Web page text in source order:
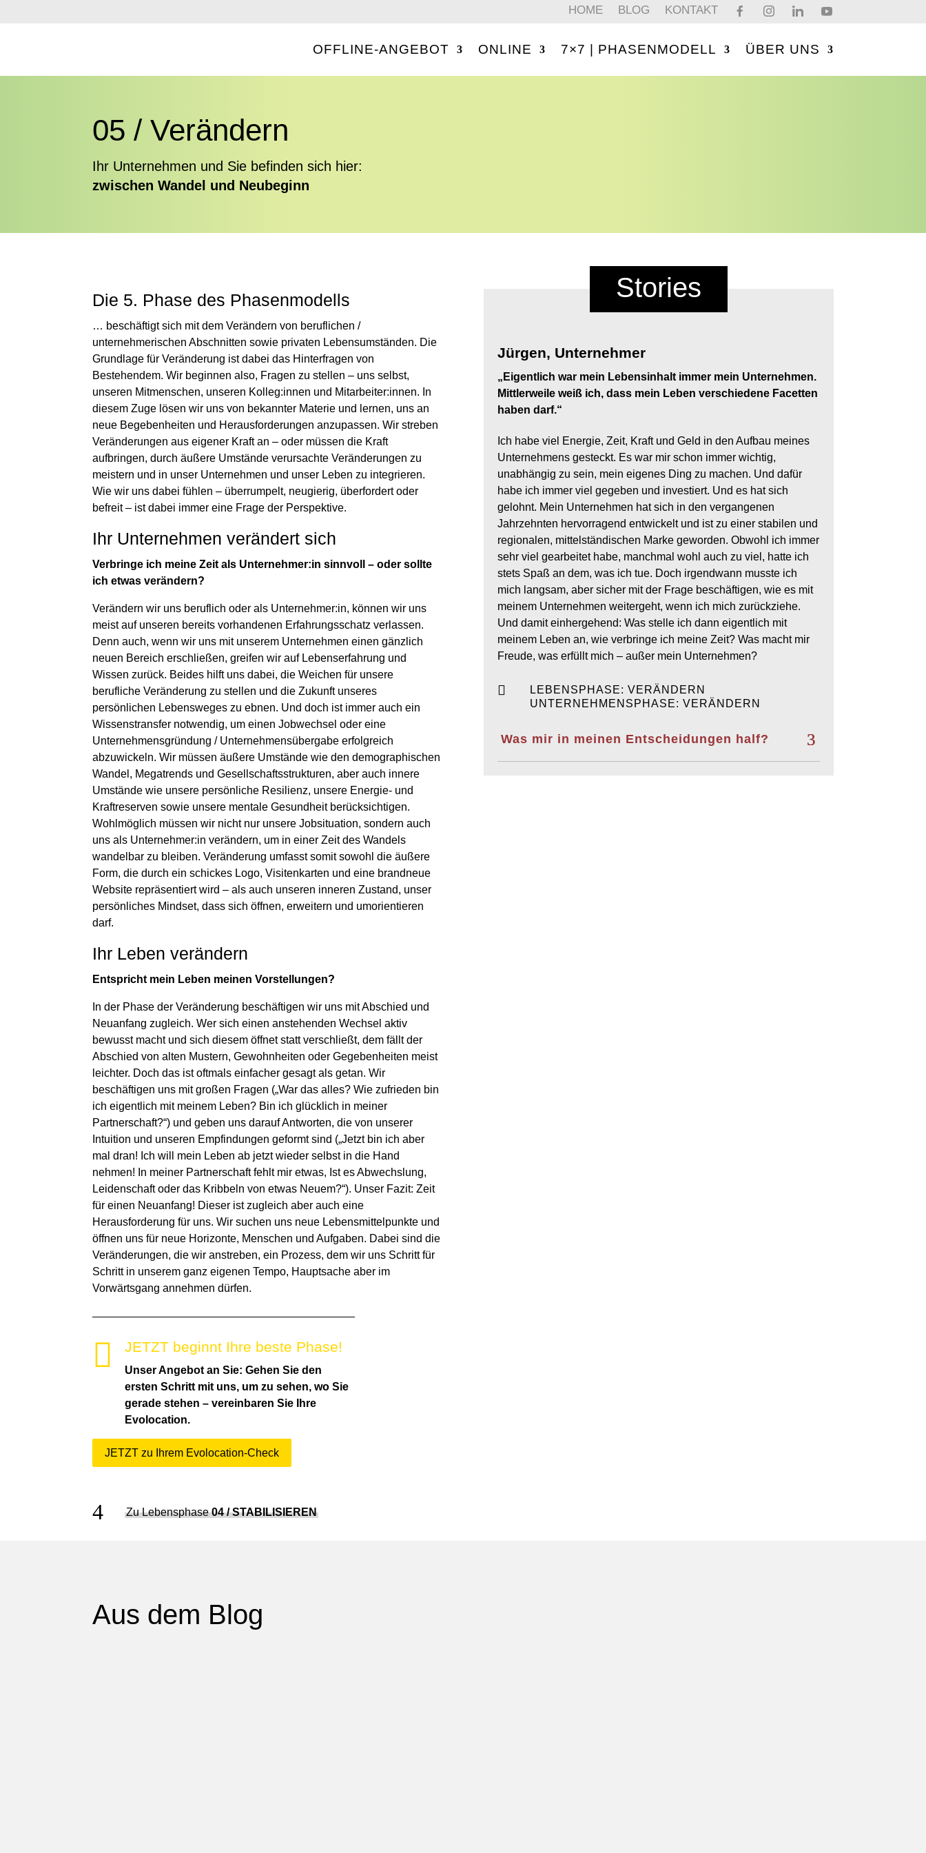
HOME BLOG KONTAKT
OFFLINE-ANGEBOT ONLINE 7×7 | PHASENMODELL ÜBER UNS
05 / Verändern
Ihr Unternehmen und Sie befinden sich hier:
zwischen Wandel und Neubeginn
Die 5. Phase des Phasenmodells
… beschäftigt sich mit dem Verändern von beruflichen /
unternehmerischen Abschnitten sowie privaten Lebensumständen. Die
Grundlage für Veränderung ist dabei das Hinterfragen von
Bestehendem. Wir beginnen also, Fragen zu stellen – uns selbst,
unseren Mitmenschen, unseren Kolleg:innen und Mitarbeiter:innen. In
diesem Zuge lösen wir uns von bekannter Materie und lernen, uns an
neue Begebenheiten und Herausforderungen anzupassen. Wir streben
Veränderungen aus eigener Kraft an – oder müssen die Kraft
aufbringen, durch äußere Umstände verursachte Veränderungen zu
meistern und in unser Unternehmen und unser Leben zu integrieren.
Wie wir uns dabei fühlen – überrumpelt, neugierig, überfordert oder
befreit – ist dabei immer eine Frage der Perspektive.
Ihr Unternehmen verändert sich
Verbringe ich meine Zeit als Unternehmer:in sinnvoll – oder sollte
ich etwas verändern?
Verändern wir uns beruflich oder als Unternehmer:in, können wir uns
meist auf unseren bereits vorhandenen Erfahrungsschatz verlassen.
Denn auch, wenn wir uns mit unserem Unternehmen einen gänzlich
neuen Bereich erschließen, greifen wir auf Lebenserfahrung und
Wissen zurück. Beides hilft uns dabei, die Weichen für unsere
berufliche Veränderung zu stellen und die Zukunft unseres
persönlichen Lebensweges zu ebnen. Und doch ist immer auch ein
Wissenstransfer notwendig, um einen Jobwechsel oder eine
Unternehmensgründung / Unternehmensübergabe erfolgreich
abzuwickeln. Wir müssen äußere Umstände wie den demographischen
Wandel, Megatrends und Gesellschaftsstrukturen, aber auch innere
Umstände wie unsere persönliche Resilienz, unsere Energie- und
Kraftreserven sowie unsere mentale Gesundheit berücksichtigen.
Wohlmöglich müssen wir nicht nur unsere Jobsituation, sondern auch
uns als Unternehmer:in verändern, um in einer Zeit des Wandels
wandelbar zu bleiben. Veränderung umfasst somit sowohl die äußere
Form, die durch ein schickes Logo, Visitenkarten und eine brandneue
Website repräsentiert wird – als auch unseren inneren Zustand, unser
persönliches Mindset, dass sich öffnen, erweitern und umorientieren
darf.
Ihr Leben verändern
Entspricht mein Leben meinen Vorstellungen?
In der Phase der Veränderung beschäftigen wir uns mit Abschied und
Neuanfang zugleich. Wer sich einen anstehenden Wechsel aktiv
bewusst macht und sich diesem öffnet statt verschließt, dem fällt der
Abschied von alten Mustern, Gewohnheiten oder Gegebenheiten meist
leichter. Doch das ist oftmals einfacher gesagt als getan. Wir
beschäftigen uns mit großen Fragen („War das alles? Wie zufrieden bin
ich eigentlich mit meinem Leben? Bin ich glücklich in meiner
Partnerschaft?“) und geben uns darauf Antworten, die von unserer
Intuition und unseren Empfindungen geformt sind („Jetzt bin ich aber
mal dran! Ich will mein Leben ab jetzt wieder selbst in die Hand
nehmen! In meiner Partnerschaft fehlt mir etwas, Ist es Abwechslung,
Leidenschaft oder das Kribbeln von etwas Neuem?“). Unser Fazit: Zeit
für einen Neuanfang! Dieser ist zugleich aber auch eine
Herausforderung für uns. Wir suchen uns neue Lebensmittelpunkte und
öffnen uns für neue Horizonte, Menschen und Aufgaben. Dabei sind die
Veränderungen, die wir anstreben, ein Prozess, dem wir uns Schritt für
Schritt in unserem ganz eigenen Tempo, Hauptsache aber im
Vorwärtsgang annehmen dürfen.
 JETZT beginnt Ihre beste Phase!
Unser Angebot an Sie: Gehen Sie den
ersten Schritt mit uns, um zu sehen, wo Sie
gerade stehen – vereinbaren Sie Ihre
Evolocation.
JETZT zu Ihrem Evolocation-Check
Stories
Jürgen, Unternehmer
„Eigentlich war mein Lebensinhalt immer mein Unternehmen.
Mittlerweile weiß ich, dass mein Leben verschiedene Facetten
haben darf.“
Ich habe viel Energie, Zeit, Kraft und Geld in den Aufbau meines
Unternehmens gesteckt. Es war mir schon immer wichtig,
unabhängig zu sein, mein eigenes Ding zu machen. Und dafür
habe ich immer viel gegeben und investiert. Und es hat sich
gelohnt. Mein Unternehmen hat sich in den vergangenen
Jahrzehnten hervorragend entwickelt und ist zu einer stabilen und
regionalen, mittelständischen Marke geworden. Obwohl ich immer
sehr viel gearbeitet habe, manchmal wohl auch zu viel, hatte ich
stets Spaß an dem, was ich tue. Doch irgendwann musste ich
mich langsam, aber sicher mit der Frage beschäftigen, wie es mit
meinem Unternehmen weitergeht, wenn ich mich zurückziehe.
Und damit einhergehend: Was stelle ich dann eigentlich mit
meinem Leben an, wie verbringe ich meine Zeit? Was macht mir
Freude, was erfüllt mich – außer mein Unternehmen?

LEBENSPHASE: VERÄNDERN
UNTERNEHMENSPHASE: VERÄNDERN
Was mir in meinen Entscheidungen half?
4 Zu Lebensphase04 / STABILISIEREN
Aus dem Blog